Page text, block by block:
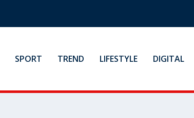
SPORT TREND LIFESTYLE DIGITAL